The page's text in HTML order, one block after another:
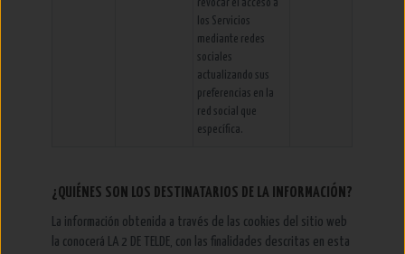
revocar el acceso a
los Servicios
mediante redes
sociales
actualizando sus
preferencias en la
red social que
específica.
¿QUIÉNES SON LOS DESTINATARIOS DE LA INFORMACIÓN?
La información obtenida a través de las cookies del sitio web
la conocerá LA 2 DE TELDE, con las finalidades descritas en esta